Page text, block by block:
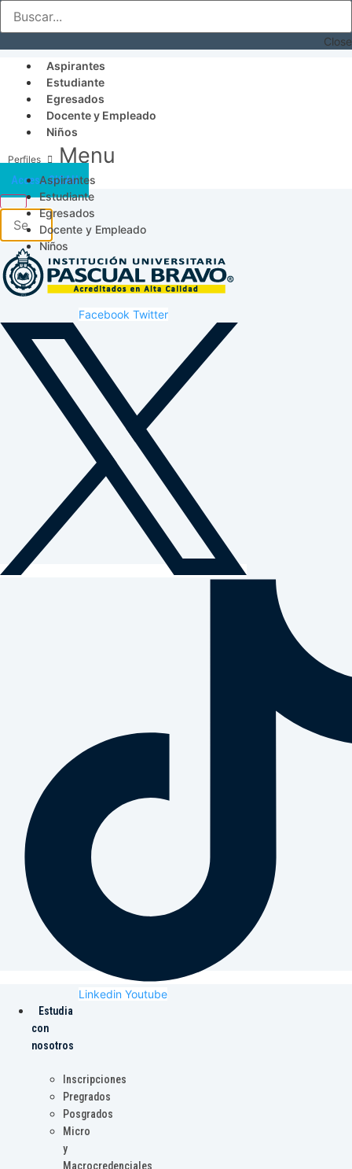
Close
Aspirantes
Estudiante
Egresados
Docente y Empleado
Niños
Menu
Aspirantes
Estudiante
Egresados
Docente y Empleado
Niños
Acceso SICAU
Facebook Twitter
Linkedin Youtube
Estudia
con
nosotros
Inscripciones
Pregrados
Posgrados
Micro
y
Macrocredenciales